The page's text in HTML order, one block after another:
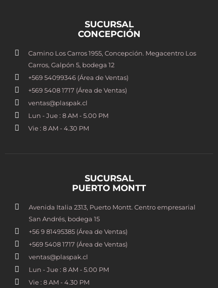
SUCURSAL
CONCEPCIÓN
Camino Los Carros 1955, Concepción. Megacentro Los
Carros, Galpón 5, bodega 12
+569 54099346 (Área de Ventas)
+569 5408 1717 (Área de Ventas)
ventas@plaspak.cl
Lun - Jue : 8 AM - 5.00 PM
Vie : 8 AM - 4.30 PM
SUCURSAL
PUERTO MONTT
Avenida Italia 2313, Puerto Montt. Centro empresarial
San Andrés, bodega 15
+56 9 81495385 (Área de Ventas)
+569 5408 1717 (Área de Ventas)
ventas@plaspak.cl
Lun - Jue : 8 AM - 5.00 PM
Vie : 8 AM - 4.30 PM